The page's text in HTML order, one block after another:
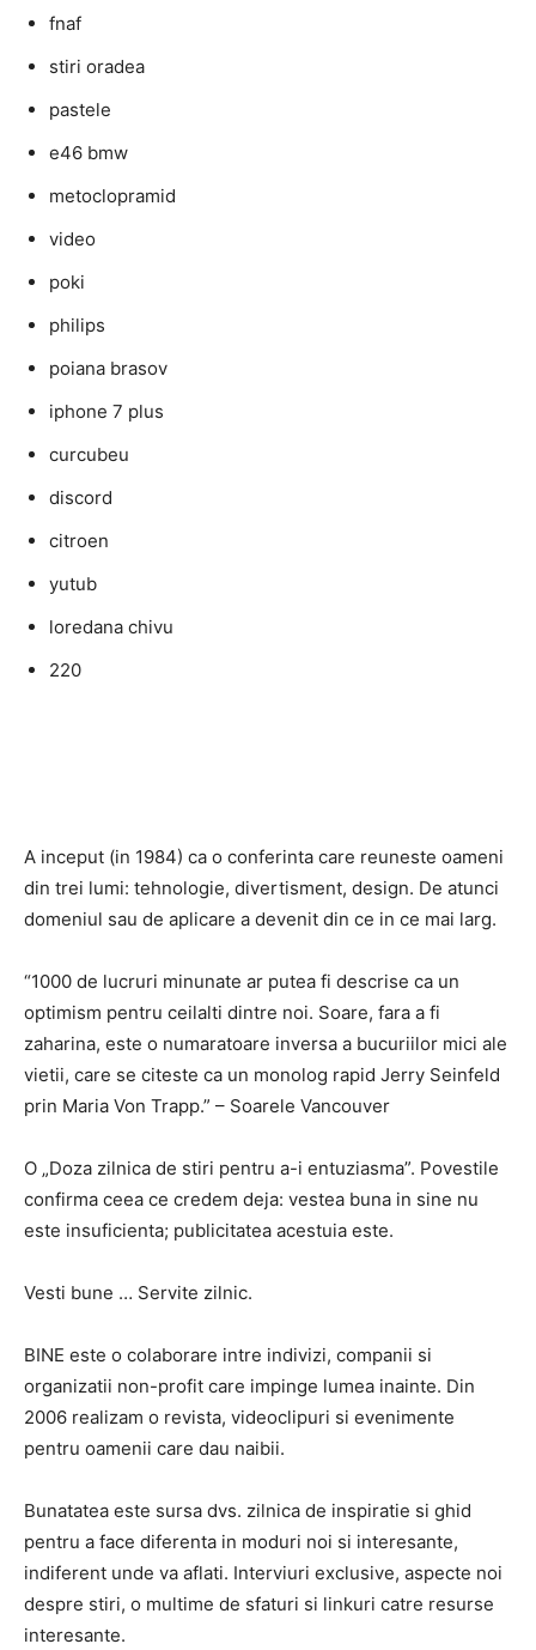
fnaf
stiri oradea
pastele
e46 bmw
metoclopramid
video
poki
philips
poiana brasov
iphone 7 plus
curcubeu
discord
citroen
yutub
loredana chivu
220
A inceput (in 1984) ca o conferinta care reuneste oameni
din trei lumi: tehnologie, divertisment, design. De atunci
domeniul sau de aplicare a devenit din ce in ce mai larg.
“1000 de lucruri minunate ar putea fi descrise ca un
optimism pentru ceilalti dintre noi. Soare, fara a fi
zaharina, este o numaratoare inversa a bucuriilor mici ale
vietii, care se citeste ca un monolog rapid Jerry Seinfeld
prin Maria Von Trapp.” – Soarele Vancouver
O „Doza zilnica de stiri pentru a-i entuziasma”. Povestile
confirma ceea ce credem deja: vestea buna in sine nu
este insuficienta; publicitatea acestuia este.
Vesti bune … Servite zilnic.
BINE este o colaborare intre indivizi, companii si
organizatii non-profit care impinge lumea inainte. Din
2006 realizam o revista, videoclipuri si evenimente
pentru oamenii care dau naibii.
Bunatatea este sursa dvs. zilnica de inspiratie si ghid
pentru a face diferenta in moduri noi si interesante,
indiferent unde va aflati. Interviuri exclusive, aspecte noi
despre stiri, o multime de sfaturi si linkuri catre resurse
interesante.